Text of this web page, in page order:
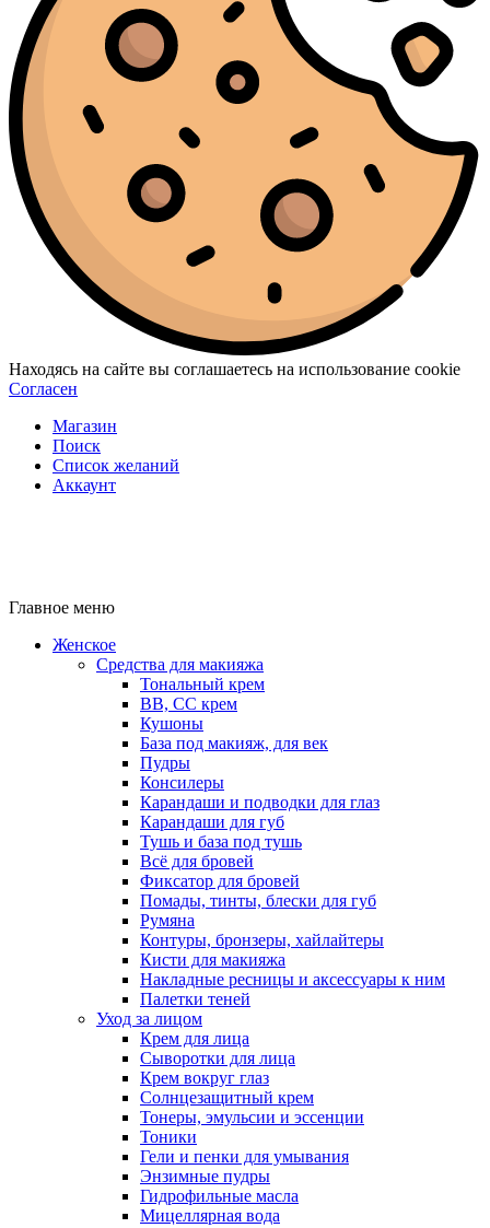
Находясь на сайте вы соглашаетесь на использование cookie
Согласен
Магазин
Поиск
Список желаний
Аккаунт
Главное меню
Женское
Средства для макияжа
Тональный крем
BB, CC крем
Кушоны
База под макияж, для век
Пудры
Консилеры
Карандаши и подводки для глаз
Карандаши для губ
Тушь и база под тушь
Всё для бровей
Фиксатор для бровей
Помады, тинты, блески для губ
Румяна
Контуры, бронзеры, хайлайтеры
Кисти для макияжа
Накладные ресницы и аксессуары к ним
Палетки теней
Уход за лицом
Крем для лица
Сыворотки для лица
Крем вокруг глаз
Солнцезащитный крем
Тонеры, эмульсии и эссенции
Тоники
Гели и пенки для умывания
Энзимные пудры
Гидрофильные масла
Мицеллярная вода